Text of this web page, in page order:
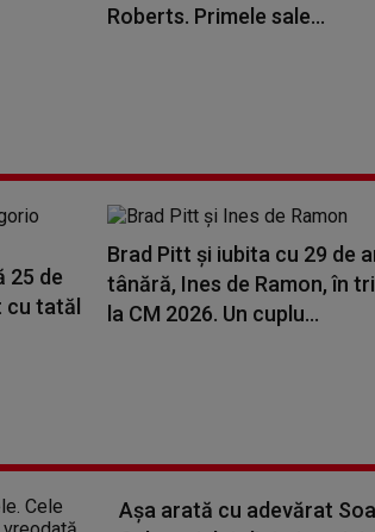
Roberts. Primele sale...
25 de
cu tatăl
Brad Pitt și iubita cu 29 de
tânără, Ines de Ramon, în
la CM 2026. Un cuplu...
Așa arată cu adevărat